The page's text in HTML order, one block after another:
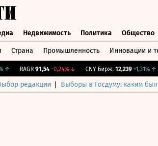
Недвижимость Политика Общество
Страна Промышленность Инновации и
↑ RAGR 91,54 -0,24%↓ CNY Бирж. 12,239 +1,31%↑
редакции Выборы в Госдуму: каким